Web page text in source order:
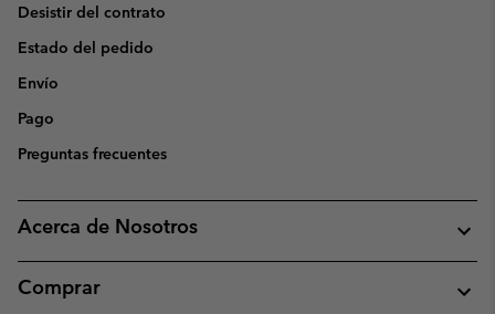
Desistir del contrato
Estado del pedido
Envío
Pago
Preguntas frecuentes
Acerca de Nosotros
Comprar